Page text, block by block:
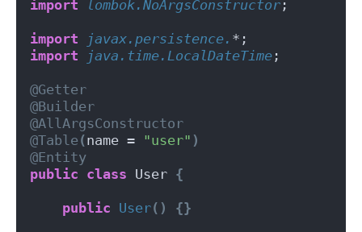
import lombok.NoArgsConstructor ;
import javax.persistence. *;
import java.time.LocalDateTime ;
@Getter
@Builder
@AllArgsConstructor
@Table (name = "user" )
@Entity
public class User {
public User() {}